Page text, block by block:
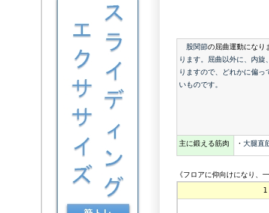
股関節の屈曲運動になり
ります。屈曲以外に、内
りますので、どれかに偏
いものです。
主に鍛える筋肉 ・ 大腿直
《フロアに仰向けになり、
1